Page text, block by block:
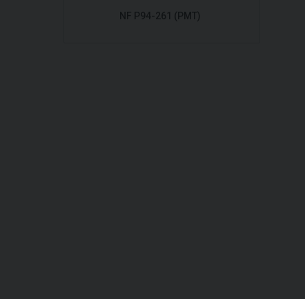
NF P94-261 (PMT)